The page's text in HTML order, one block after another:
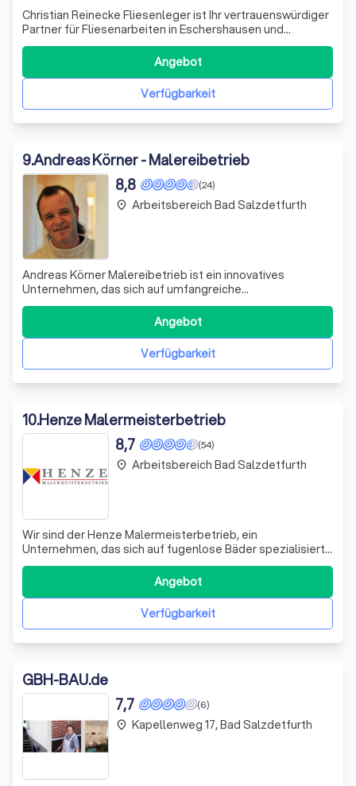
Christian Reinecke Fliesenleger ist Ihr vertrauenswürdiger
Partner für Fliesenarbeiten in Eschershausen und
Umgebung. Mit einem Team aus qualifizierten
Fachkräften bieten wir Ihnen eine präzise Umsetzung Ihrer
baulichen Wünsche, ob bei Neubauten oder
Sanierungsarbeiten. Wir verlegen Fliesen aller Gr
Verfügbarkeit
Angebot
9.Andreas Körner - Malereibetrieb
(24)
8,8
Andreas Körner Malereibetrieb ist ein innovatives
Unternehmen, das sich auf umfangreiche
Dienstleistungen rund um Ihre Immobilie spezialisiert hat.
Mit Sitz in Seelze OT Letter, bieten wir Ihnen eine breite
Palette an Dienstleistungen, von der Renovierung und
Tapezierung bis hin zur Reinigung und St
Verfügbarkeit
Angebot
place Arbeitsbereich Bad Salzdetfurth
10.Henze Malermeisterbetrieb
(54)
8,7
Wir sind der Henze Malermeisterbetrieb, ein
Unternehmen, das sich auf fugenlose Bäder spezialisiert
hat. Unser Ziel ist es, moderne und minimalistische
Badezimmer zu schaffen, die nicht nur ästhetisch
ansprechend, sondern auch praktisch und hygienisch sind.
Mit unserer fugenlosen Technik verabschied
Verfügbarkeit
Angebot
place Arbeitsbereich Bad Salzdetfurth
GBH-BAU.de
(6)
7,7
place Kapellenweg 17, Bad Salzdetfurth